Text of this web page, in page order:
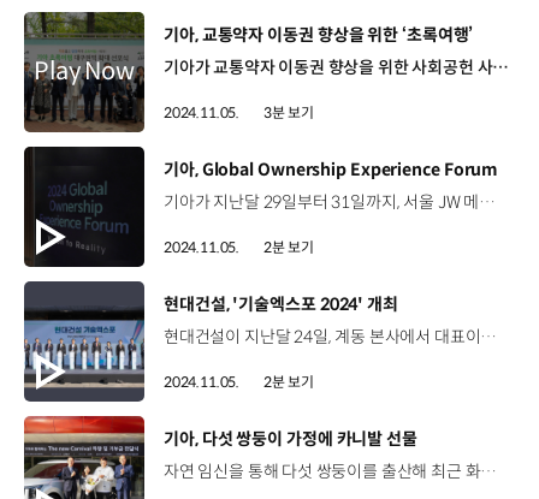
[동영상]
기아, 교통약자 이동권 향상을 위한 ‘초록여행’
기아가 교통약자 이동권 향상을 위한 사회공헌 사업인 ‘초록여행’을 대구 지역으로 확대하며 장애인들이 안전하고 편리한 여행을 즐길 수 있도록 돕습니다. 기아 초록여행은 경제적/신체적 여건으로 외부활동이 어려운 장애인을 지원하기 위해 시작된 기아의 대표적인 모빌리티 사회 공헌활동인데요, 장애인 승하차 편의 장치가 개조된 슬로프 카니발 차량을 무상으로 제공하고, 차량 대여 외에 무료 탁송 서비스, 운전기사, 유류비, 문화여행비 등도 지속적으로 지원하고 있습니다. 서울에서 시작된 초록여행서비스는 부산, 광주, 대전 등으로 순차적으로 확대되었으며 2012년 첫 서비스를 시작한 이후 누적 이용객이 지난 10월 기준으로 9만 2천명을 넘어섰습니다. 올해는 대구 권역까지 서비스가 확대되어 운영 거점이 총 8곳으로 늘어나 전국권역을 아우를 수 있게 되었습니다. 대구 권역에는 카니발 차량 2대를 배치하여 올해 말까지 200여 명, 내년부터는 연간 1,000여 명의 대구권역 장애인 가족을 지원할 예정입니다. 이덕현 실장/ 기아 지속가능경영실앞으로도 교통약자 전용 PBV 차량을 개발하는 등 특화된 모빌리티 서비스를 통해 이동 취약 계층의 자유로운 이동을 위한 노력을 강화하겠습니다. 초록여행 서비스의 대구 권역 확대에 앞서 기아는 올해 장애인에 대한 사회적 관심을 유도하기 위해 KBS와 함께 ‘초록여행 떠나요’라는 공익 캠페인을 진행했습니다. 송우진 가수/ 스윗소로우이번 기회를 통해서 사랑하는 가족들과 함께 또 한 번 멋진 여행을 떠나보시는 게 어떨까라는 생각이 드네요 박지원 아나운서/ KBS이런 캠페인이 조금 더 많이 확산이 돼서 더 많은 분들이 편안하고 즐거운 여행을 다니실 수 있으면 좋겠습니다. 지난 9월에는 국립공원공단과 연계하여 고지대 산행이 어려운 지체장애인을 위해 지리산 노고단 여행을 지원하는 서비스를 론칭하며 새로운 경험과 즐거움을 제공했습니다. 또한 기아 챔피언스필드 경기장에 장애인들을 초청해 현장감 넘치는 야구 경기를 직접 관람할 수 있도록 지원하는 등 다양한 활동을 이어왔는데요, 오랜시간 이동 약자와 함께 해 온 기아는 앞으로도 자유롭고 안전한 이동지원을 통해 장애인의 이동권 실현과 여행 활성화를 위해 더욱 노력할 계획입니다.
2024.11.05. 3분 보기
[동영상]
기아, Global Ownership Experience Forum
기아가 지난달 29일부터 31일까지, 서울 JW 메리어트 호텔에서 ‘2024 Global Ownership Experience Forum’을 개최했습니다. 기아 핵심 가치를 기반으로 미래 오너십 경쟁력을 확보하기 위해 마련된 이번 포럼은 전 권역본부 및 32개 법인, 대리점에서 오너십 부문 책임자 50여 명이 참가했습니다. 코로나19 팬데믹으로 온라인으로만 시행되던 포럼이 5년만에 다시 오프라인에서 열린 만큼 참가자들의 열기가 매우 뜨거웠는데요, 고객 여정에 대한 다양한 고민의 기회를 제공하고, 이를 실제로 체험해보기 위해 새롭게 시도된 고객 여정 설계 워크샵, EVO 플랜트 견학과 EV9 시승 등의 체험이 큰 호응을 얻었습니다. Jens Brech Director/ 기아 EU Ownership Experience돌아가면 이번 포럼에서 발표된 자료를 팀원들과 공유할 것이며 초안으로 작성한 2025년 사업 계획을 점검하여 이번 포럼에서 제시된 모든 내용이 사업 계획에 반영되었는지 확인할 예정입니다. When I go back, I will use the materials presented here to share with my team, // With that, we will check our business plan 2025, which we have already done a draft version of, to see if everything that was presented here is incorporated into our business plans. 기아는 앞으로도 차별화된 고객 경험을 제공하기 위해 오너십 경쟁력 강화에 더욱 앞장설 예정입니다.
2024.11.05. 2분 보기
[동영상]
현대건설, '기술엑스포 2024' 개최
현대건설이 지난달 24일, 계동 본사에서 대표이사 윤영준 사장 등 건설 업계 주요 인사들이 참석한 가운데 ‘현대건설 기술엑스포 2024’ 개막식을 열고 이틀 간의 행사를 진행했습니다. 올해로 2회차를 맞이한 기술엑스포는 진화하는 건설기술의 최신 동향을 공유하고 유망기술의 발굴 및 육성을 통해 협력사 간 파트너십을 확대하기 위해 마련됐는데요, 70개 협력사가 건설·자재·장비 등의 기술과 제품을 전시하고 22개 협력사가 세미나를 열며 특화된 전문성과 기술 혁신을 모색했습니다. 또한 우수 기술력을 가진 6개 협력사에 상패와 포상금을 수여하고, 우수한 성과를 낸 26개 사에는 기술적용인증서를 전달했는데요, 현대건설은 이번 기술엑스포 참가 기업을 대상으로 협력사 등록, 구매상담회 참여 기회 제공, 현장 적용을 위한 설계 반영 검토 등의 다양한 특전을 제공하며 참가 기업들과의 교류를 이어갔습니다.
2024.11.05. 2분 보기
[동영상]
기아, 다섯 쌍둥이 가정에 카니발 선물
자연 임신을 통해 다섯 쌍둥이를 출산해 최근 화제가 되었던 김준영, 사공혜란 부부에게 기아가 ‘The 2025 카니발’ 9인승 차량을 증정했습니다. 경기 동두천시에 거주하는 김준영·사공혜란 부부는 지난 9월 20일 남자아이 3명과 여자아이 2명을 출산했는데요, 기아는 저출산 시대에 다자녀 가정을 지원하고 기업의 사회적 책임을 실현하기 위해 ‘The 2025 카니발’ 9인승 차량을 전달했습니다. 김준영/ 다섯 쌍둥이 아버지가족이 너무 많아서 어딜가도 이렇게 큰 차가 필요했는데 (선물해주신) 카니발 타고 잘 다니도록 하겠습니다. 사공혜란/ 다섯 쌍둥이 어머니 카니발이 9인승이라 카시트 다섯 개가 다 들어가고 제가 뒤에서 아이들을 돌볼 수 있거든요 아빠는 운전하고 저는 뒷자리에서 아이들이랑 같이 좋은 시간보내면서 좋은 추억을 많이 쌓을 수 있을 것 같습니다 기아는 이와 함께 경기북부 공동모금회를 통해 총 3,000만원 상당의 성금을 동두천시에 전달했는데요 전달된 성금은 다섯 쌍둥이 가족을 비롯해 동두천시 다자녀 가구를 대상으로 한 차량 관련 물품 및 육아 용품 지원 사업에 활용될 예정입니다.